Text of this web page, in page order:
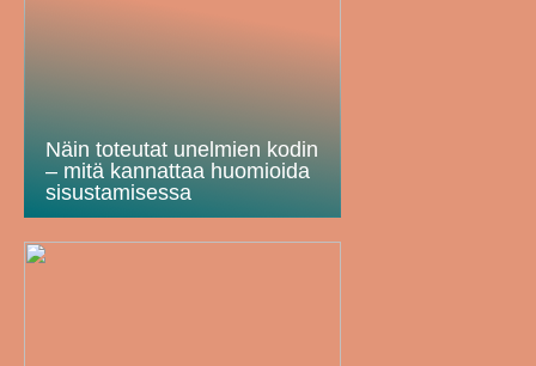
Näin toteutat unelmien kodin
– mitä kannattaa huomioida
sisustamisessa